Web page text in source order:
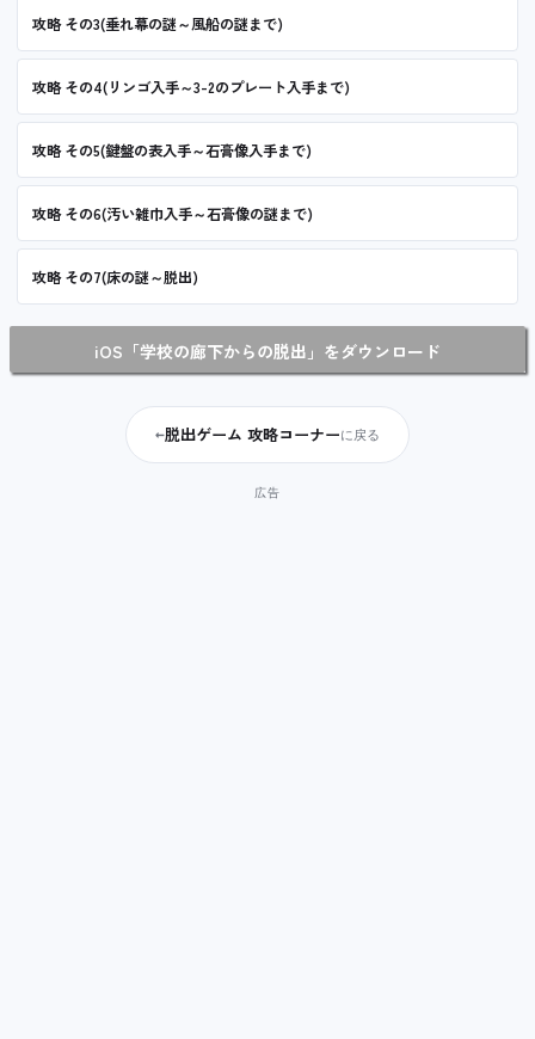
攻略 その3(垂れ幕の謎～風船の謎まで)
攻略 その4(リンゴ入手～3-2のプレート入手まで)
攻略 その5(鍵盤の表入手～石膏像入手まで)
攻略 その6(汚い雑巾入手～石膏像の謎まで)
攻略 その7(床の謎～脱出)
iOS 「学校の廊下からの脱出」をダウンロード
←脱出ゲーム 攻略コーナーに戻る